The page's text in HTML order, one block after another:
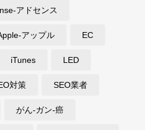
アドセンス
アップル EC
iTunes LED
対策 SEO業者
がん-ガン-癌